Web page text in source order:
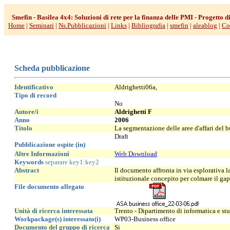
Smefin - Basilea 4x4: Soluzioni di rete per la finanza delle PMI - Progetto
Home | Seminari | Ns.Pubblicazioni | Links | Bibliografia | smefin | aleablog |
Scheda pubblicazione
Identificativo Aldrighetti06a,
Tipo di record
No
Autore/i
Aldrighetti F
Anno
2006
Titolo
La segmentazione delle aree d'affari del
Draft
Pubblicazione ospite (in)
Altre Informazioni
Web Download
Keywords separare key1:key2
Abstract
Il documento affronta in via esplorativa
istituzionale concepito per colmare il
File documento allegato
Unità di ricerca interessata
Trento - Dipartimento di informatica e
Workpackage(s) interessato(i)
WP03-Business office
Documento del gruppo di ricerca Si